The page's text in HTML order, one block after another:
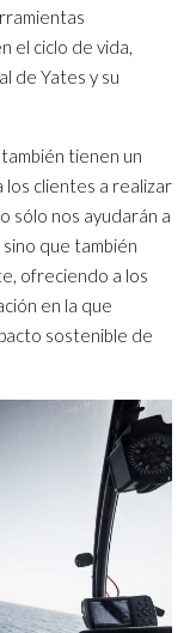
el ciclo de vida,
de Yates y su
tienen un
los clientes a realizar
sólo nos ayudarán a
que también
ofreciendo a los
en la que
sostenible de